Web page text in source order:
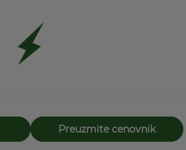
70kW Preuzmite cenovnik